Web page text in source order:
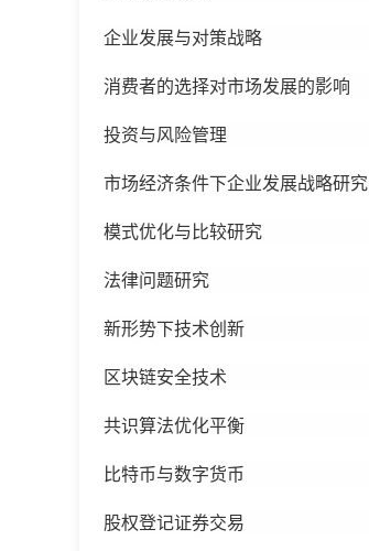
企业发展与对策战略
消费者的选择对市场发展的影响
投资与风险管理
市场经济条件下企业发展战略研究
模式优化与比较研究
法律问题研究
新形势下技术创新
区块链安全技术
共识算法优化平衡
比特币与数字货币
股权登记证券交易